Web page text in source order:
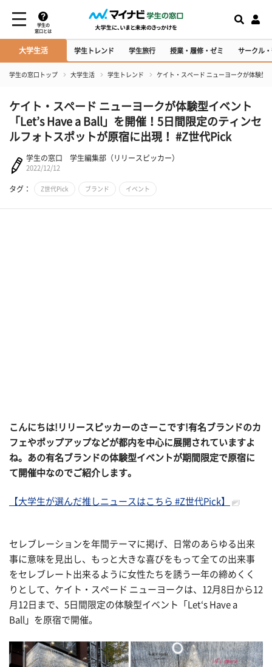
学生の
窓口とは
大学生活 学生トレンド 学生旅行 授業・履修・ゼミ サークル
学生の窓口トップ 大学生活 学生トレンド ケイト・スペード ニューヨークが体験型
ケイト・スペード ニューヨークが体験型イベント
「Let’s Have a Ball」を開催！5日間限定のティンセ
ルフォトスポットが原宿に出現！ #Z世代Pick
学生の窓口 学生編集部（リリースピッカー）
2022/12/12
タグ： Z世代Pick ブランド イベント
こんにちは!リリースピッカーのさーこです!有名ブランドのカ
フェやポップアップなどが都内を中心に展開されていますよ
ね。あの有名ブランドの体験型イベントが期間限定で原宿に
て開催中なのでご紹介します。
【大学生が選んだ推しニュースはこちら #Z世代Pick】
セレブレーションを年間テーマに掲げ、日常のあらゆる出来
事に意味を見出し、もっと大きな喜びをもって全ての出来事
をセレブレート出来るように女性たちを誘う一年の締めくく
りとして、ケイト・スペード ニューヨークは、12月8日から12
月12日まで、5日間限定の体験型イベント「Let‘s Have a
Ball」を原宿で開催。